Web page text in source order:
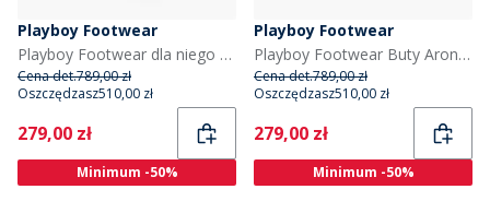
Playboy Footwear
Playboy Footwear dla niego buty Aron z brązowego zamszu/gumy dla niego kolor Dk. Brown Suede/Gum
Cena det.789,00 zł
Oszczędzasz510,00 zł
Current
279,00 zł
Minimum -50%
Playboy Footwear
Playboy Footwear Buty Aron dla niego kolor Black Tumbled Leather/Czarny
Cena det.789,00 zł
Oszczędzasz510,00 zł
Current
279,00 zł
Minimum -50%